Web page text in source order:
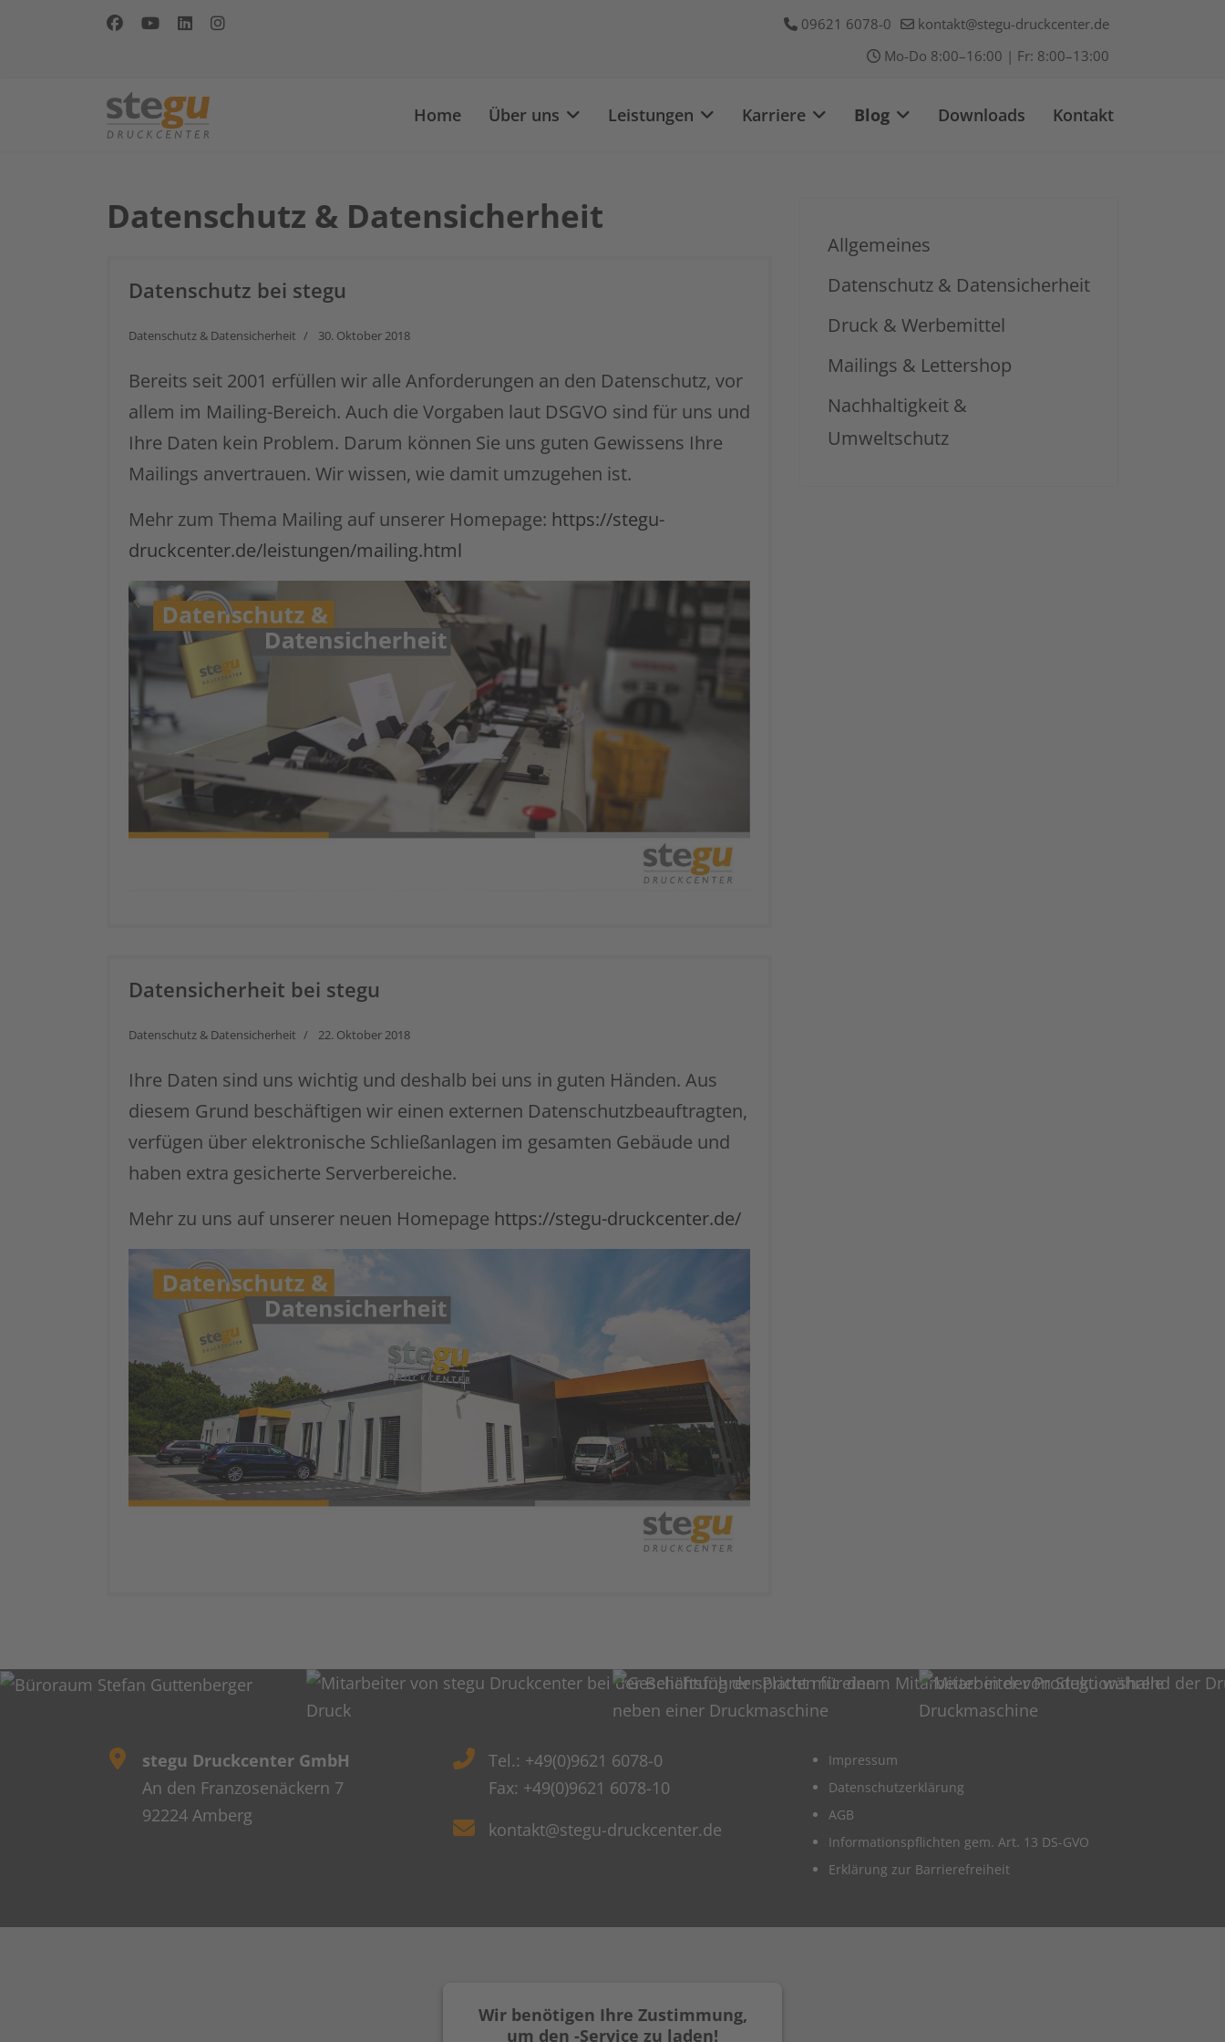
09621 6078-0
kontakt@stegu-druckcenter.de
Mo-Do 8:00–16:00 | Fr: 8:00–13:00
Home Über uns Leistungen Karriere Blog Downloads Kontakt
Datenschutz & Datensicherheit
Datenschutz bei stegu
Datenschutz & Datensicherheit 30. Oktober 2018
Bereits seit 2001 erfüllen wir alle Anforderungen an den Datenschutz, vor
allem im Mailing-Bereich. Auch die Vorgaben laut DSGVO sind für uns und
Ihre Daten kein Problem. Darum können Sie uns guten Gewissens Ihre
Mailings anvertrauen. Wir wissen, wie damit umzugehen ist.
Mehr zum Thema Mailing auf unserer Homepage: https://stegu-
druckcenter.de/leistungen/mailing.html
Datensicherheit bei stegu
Datenschutz & Datensicherheit 22. Oktober 2018
Ihre Daten sind uns wichtig und deshalb bei uns in guten Händen. Aus
diesem Grund beschäftigen wir einen externen Datenschutzbeauftragten,
verfügen über elektronische Schließanlagen im gesamten Gebäude und
haben extra gesicherte Serverbereiche.
Mehr zu uns auf unserer neuen Homepage https://stegu-druckcenter.de/
Allgemeines
Datenschutz & Datensicherheit
Druck & Werbemittel
Mailings & Lettershop
Nachhaltigkeit &
Umweltschutz
stegu Druckcenter GmbH
An den Franzosenäckern 7
92224 Amberg
Tel.: +49(0)9621 6078-0
Fax: +49(0)9621 6078-10
kontakt@stegu-druckcenter.de
Impressum
Datenschutzerklärung
AGB
Informationspflichten gem. Art. 13 DS-GVO
Erklärung zur Barrierefreiheit
Wir benötigen Ihre Zustimmung,
um den -Service zu laden!